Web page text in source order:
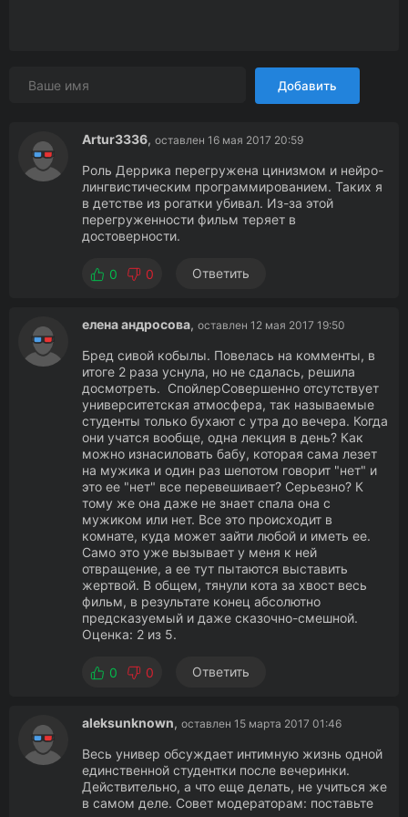
Добавить
Artur3336, оставлен 16 мая 2017 20:59
Роль Деррика перегружена цинизмом и нейро-
лингвистическим программированием. Таких я
в детстве из рогатки убивал. Из-за этой
перегруженности фильм теряет в
достоверности.
0 0 Ответить
елена андросова, оставлен 12 мая 2017 19:50
Бред сивой кобылы. Повелась на комменты, в
итоге 2 раза уснула, но не сдалась, решила
досмотреть. СпойлерСовершенно отсутствует
университетская атмосфера, так называемые
студенты только бухают с утра до вечера. Когда
они учатся вообще, одна лекция в день? Как
можно изнасиловать бабу, которая сама лезет
на мужика и один раз шепотом говорит "нет" и
это ее "нет" все перевешивает? Серьезно? К
тому же она даже не знает спала она с
мужиком или нет. Все это происходит в
комнате, куда может зайти любой и иметь ее.
Само это уже вызывает у меня к ней
отвращение, а ее тут пытаются выставить
жертвой. В общем, тянули кота за хвост весь
фильм, в результате конец абсолютно
предсказуемый и даже сказочно-смешной.
Оценка: 2 из 5.
0 0 Ответить
aleksunknown, оставлен 15 марта 2017 01:46
Весь универ обсуждает интимную жизнь одной
единственной студентки после вечеринки.
Действительно, а что еще делать, не учиться же
в самом деле. Совет модераторам: поставьте